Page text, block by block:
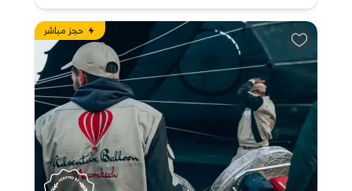
حجز مباشر